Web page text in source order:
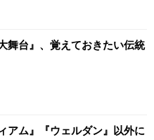
舞台』、覚えておきたい伝統
アム』『ウェルダン』以外に